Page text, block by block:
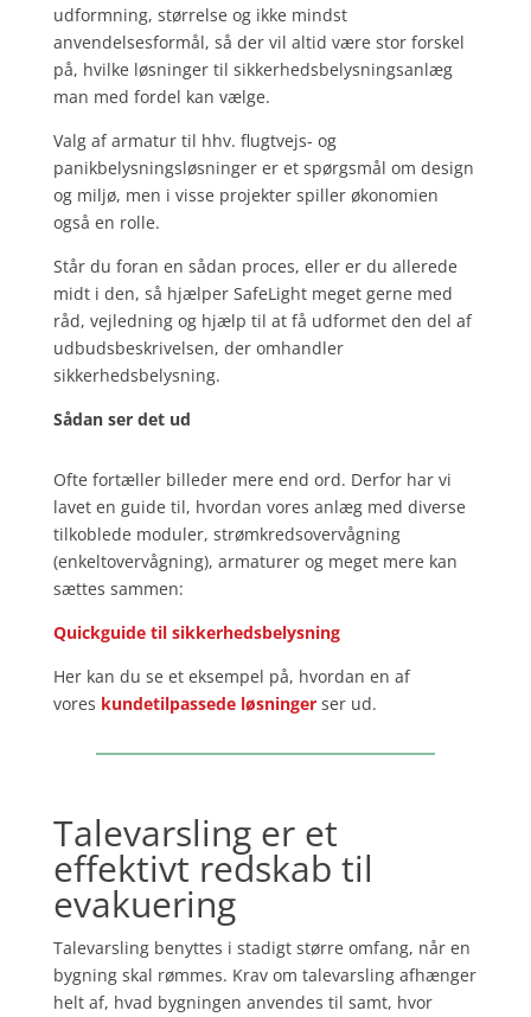
udformning, størrelse og ikke mindst
anvendelsesformål, så der vil altid være stor forskel
på, hvilke løsninger til sikkerhedsbelysningsanlæg
man med fordel kan vælge.
Valg af armatur til hhv. flugtvejs- og
panikbelysningsløsninger er et spørgsmål om design
og miljø, men i visse projekter spiller økonomien
også en rolle.
Står du foran en sådan proces, eller er du allerede
midt i den, så hjælper SafeLight meget gerne med
råd, vejledning og hjælp til at få udformet den del af
udbudsbeskrivelsen, der omhandler
sikkerhedsbelysning.
Sådan ser det ud
Ofte fortæller billeder mere end ord. Derfor har vi
lavet en guide til, hvordan vores anlæg med diverse
tilkoblede moduler, strømkredsovervågning
(enkeltovervågning), armaturer og meget mere kan
sættes sammen:
Quickguide til sikkerhedsbelysning
Her kan du se et eksempel på, hvordan en af
vores kundetilpassede løsninger ser ud.
Talevarsling er et
effektivt redskab til
evakuering
Talevarsling benyttes i stadigt større omfang, når en
bygning skal rømmes. Krav om talevarsling afhænger
helt af, hvad bygningen anvendes til samt, hvor